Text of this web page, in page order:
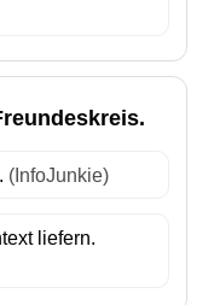
(InfoJunkie)
liefern.